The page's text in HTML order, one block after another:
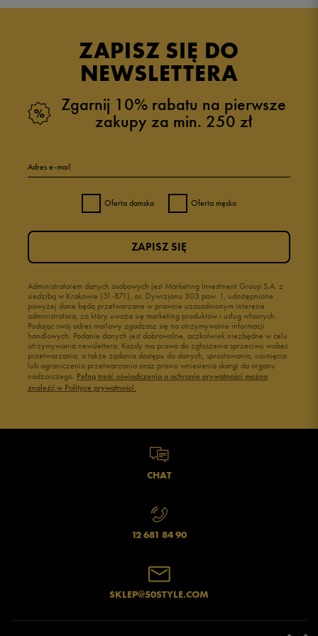
ZAPISZ SIĘ DO
NEWSLETTERA
Zgarnij 10% rabatu na pierwsze
zakupy za min. 250 zł
Adres e-mail
Oferta damska Oferta męska
Administratorem danych osobowych jest Marketing Investment Group S.A. z
siedzibą w Krakowie (31-871), os. Dywizjonu 303 paw. 1, udostępnione
powyżej dane będą przetwarzane w prawnie uzasadnionym interesie
administratora, za który uważa się marketing produktów i usług własnych.
Podając swój adres mailowy zgadzasz się na otrzymywanie informacji
handlowych. Podanie danych jest dobrowolne, aczkolwiek niezbędne w celu
otrzymywania newslettera. Każdy ma prawo do zgłoszenia sprzeciwu wobec
przetwarzania, a także żądania dostępu do danych, sprostowania, usunięcia
lub ograniczenia przetwarzania oraz prawo wniesienia skargi do organu
nadzorczego. Pełną treść oświadczenia o ochronie prywatności można
znaleźć w Polityce prywatności.
ZAPISZ SIĘ
CHAT
12 681 84 90
SKLEP@50STYLE.COM